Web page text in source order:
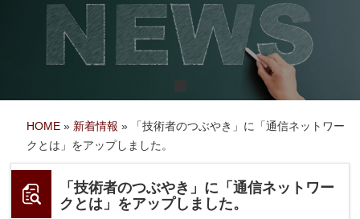
HOME » 新着情報 »
「技術者のつぶやき」に「通信ネットワー
クとは」をアップしました。
「技術者のつぶやき」に「通信ネットワー
クとは」をアップしました。